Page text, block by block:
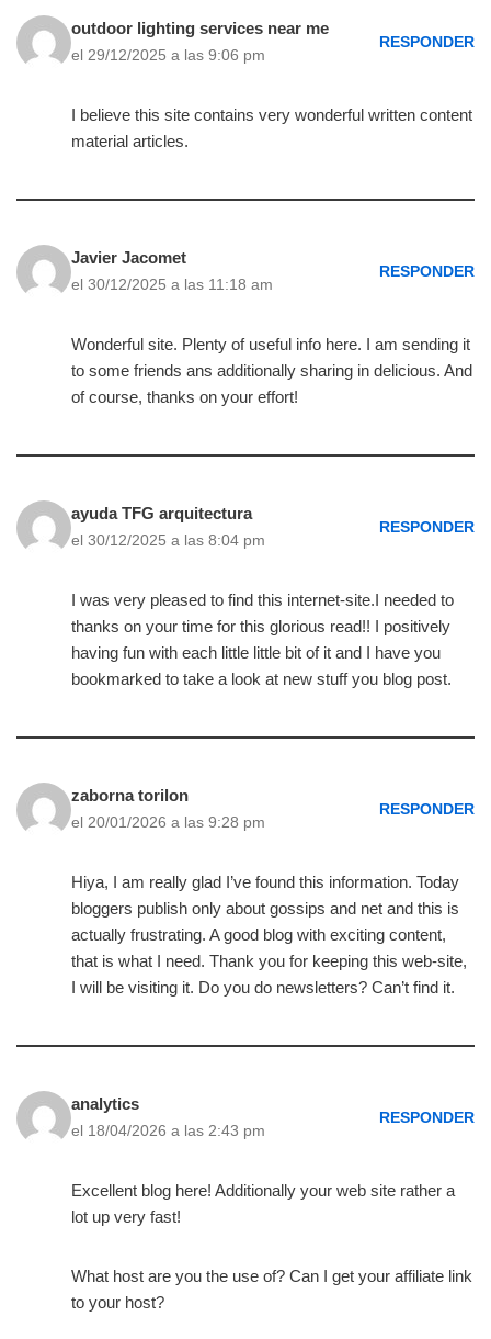
outdoor lighting services near me
el 29/12/2025 a las 9:06 pm
RESPONDER
I believe this site contains very wonderful written content
material articles.
Javier Jacomet
el 30/12/2025 a las 11:18 am
RESPONDER
Wonderful site. Plenty of useful info here. I am sending it
to some friends ans additionally sharing in delicious. And
of course, thanks on your effort!
ayuda TFG arquitectura
el 30/12/2025 a las 8:04 pm
RESPONDER
I was very pleased to find this internet-site.I needed to
thanks on your time for this glorious read!! I positively
having fun with each little little bit of it and I have you
bookmarked to take a look at new stuff you blog post.
zaborna torilon
el 20/01/2026 a las 9:28 pm
RESPONDER
Hiya, I am really glad I’ve found this information. Today
bloggers publish only about gossips and net and this is
actually frustrating. A good blog with exciting content,
that is what I need. Thank you for keeping this web-site,
I will be visiting it. Do you do newsletters? Can’t find it.
analytics
el 18/04/2026 a las 2:43 pm
RESPONDER
Excellent blog here! Additionally your web site rather a
lot up very fast!
What host are you the use of? Can I get your affiliate link
to your host?